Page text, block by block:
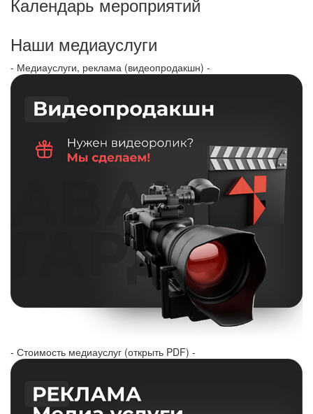
Наши медиауслуги
- Медиауслуги, реклама (видеопродакшн) -
- Стоимость медиауслуг (открыть PDF) -